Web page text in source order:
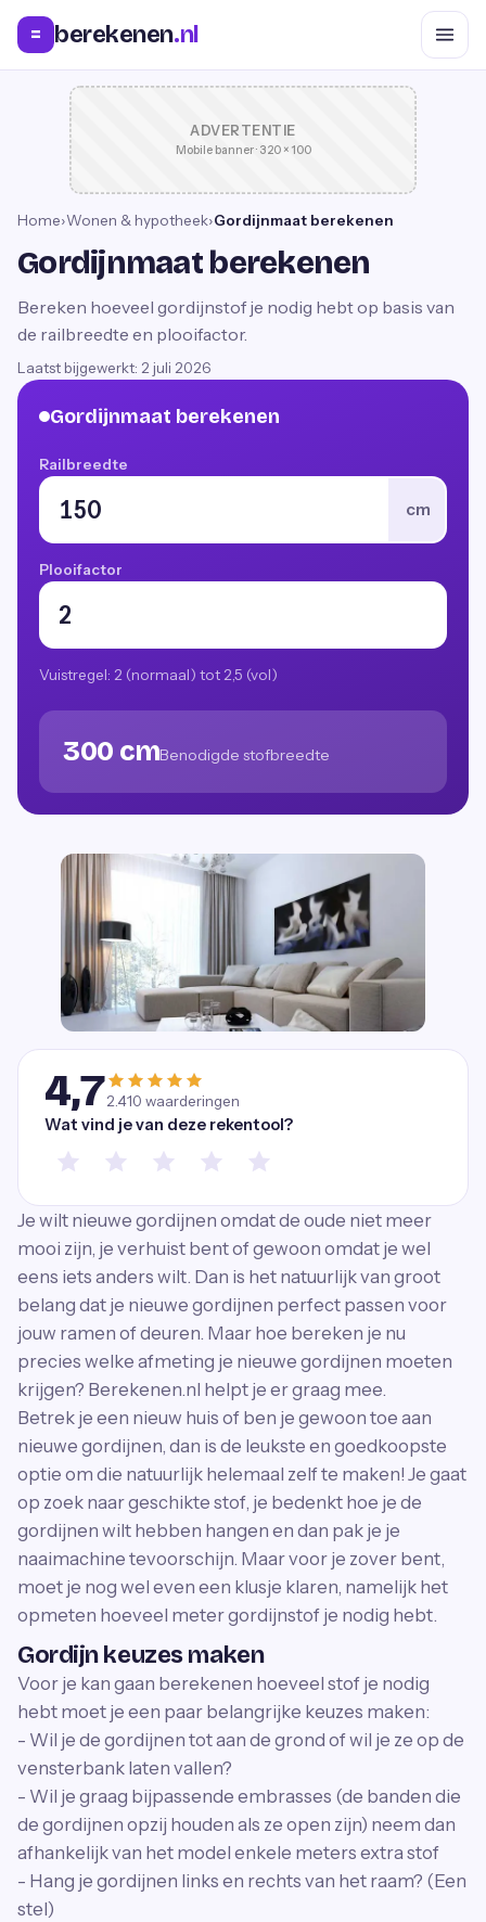
= berekenen.nl
ADVERTENTIE
Mobile banner · 320 × 100
Home›Wonen & hypotheek›Gordijnmaat berekenen
Gordijnmaat berekenen
Bereken hoeveel gordijnstof je nodig hebt op basis van
de railbreedte en plooifactor.
Laatst bijgewerkt: 2 juli 2026
Gordijnmaat berekenen
Railbreedte
cm
Plooifactor
Vuistregel: 2 (normaal) tot 2,5 (vol)
300 cmBenodigde stofbreedte
4,72.410 waarderingen
Wat vind je van deze rekentool?
Je wilt nieuwe gordijnen omdat de oude niet meer
mooi zijn, je verhuist bent of gewoon omdat je wel
eens iets anders wilt. Dan is het natuurlijk van groot
belang dat je nieuwe gordijnen perfect passen voor
jouw ramen of deuren. Maar hoe bereken je nu
precies welke afmeting je nieuwe gordijnen moeten
krijgen? Berekenen.nl helpt je er graag mee.
Betrek je een nieuw huis of ben je gewoon toe aan
nieuwe gordijnen, dan is de leukste en goedkoopste
optie om die natuurlijk helemaal zelf te maken! Je gaat
op zoek naar geschikte stof, je bedenkt hoe je de
gordijnen wilt hebben hangen en dan pak je je
naaimachine tevoorschijn. Maar voor je zover bent,
moet je nog wel even een klusje klaren, namelijk het
opmeten hoeveel meter gordijnstof je nodig hebt.
Gordijn keuzes maken
Voor je kan gaan berekenen hoeveel stof je nodig
hebt moet je een paar belangrijke keuzes maken:
- Wil je de gordijnen tot aan de grond of wil je ze op de
vensterbank laten vallen?
- Wil je graag bijpassende embrasses (de banden die
de gordijnen opzij houden als ze open zijn) neem dan
afhankelijk van het model enkele meters extra stof
- Hang je gordijnen links en rechts van het raam? (Een
stel)